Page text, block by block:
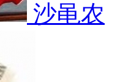
沙黾农